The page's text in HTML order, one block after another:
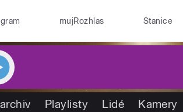
mujRozhlas Stanice
Playlisty Lidé Kamery